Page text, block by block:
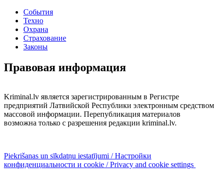
События
Техно
Охрана
Страхование
Законы
Правовая информация
Kriminal.lv является зарегистрированным в Регистре
предприятий Латвийской Республики электронным средством
массовой информации. Перепубликация материалов
возможна только с разрешения редакции kriminal.lv.
Piekrišanas un sīkdatņu iestatījumi / Настройки
конфиденциальности и cookie / Privacy and cookie settings